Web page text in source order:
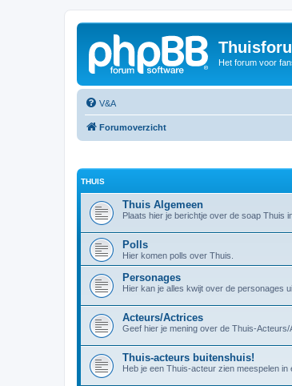
Het forum voor
V&A
Forumoverzicht
THUIS
Thuis Algemeen
Plaats hier je berichtje over de soap Thuis
Polls
Hier komen polls over Thuis.
Personages
Hier kan je alles kwijt over de personages
Acteurs/Actrices
Geef hier je mening over de Thuis-Acteurs/
Thuis-acteurs buitenshuis!
Heb je een Thuis-acteur zien meespelen in